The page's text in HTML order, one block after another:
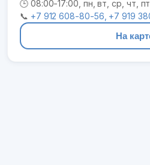
🕒 08:00-17:00, пн, вт, ср, чт, пт
📞 +7 912 608-80-56, +7 919
На